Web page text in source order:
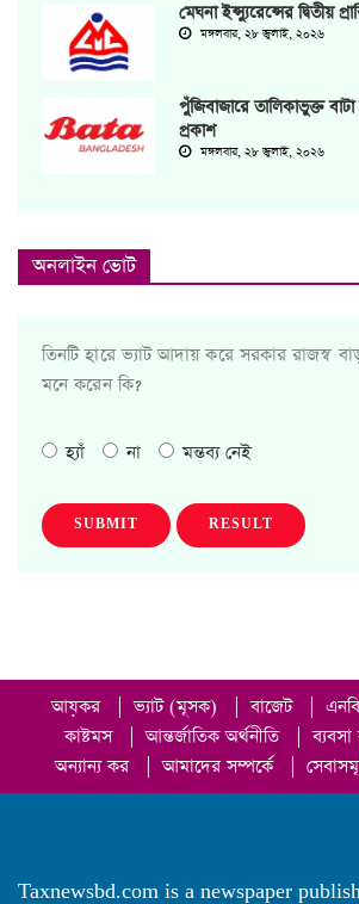
মেঘনা ইন্স্যুরেন্সের দ্বিতীয়
মঙ্গলবার, ২৮ জুলাই, ২০২৬
পুঁজিবাজারে তালিকাভুক্ত বাটা
প্রকাশ
মঙ্গলবার, ২৮ জুলাই, ২০২৬
অনলাইন ভোট
তিনটি হারে ভ্যাট আদায় করে সরকার রাজস্ব
মনে করেন কি?
হ্যাঁ না মন্তব্য নেই
SUBMIT RESULT
আয়কর ভ্যাট (মূসক) বাজেট
কাষ্টমস
আন্তর্জাতিক অর্থনীতি ব্যবসা
অন্যান্য কর
আমাদের সম্পর্কে
Taxnewsbd.com is a newspaper